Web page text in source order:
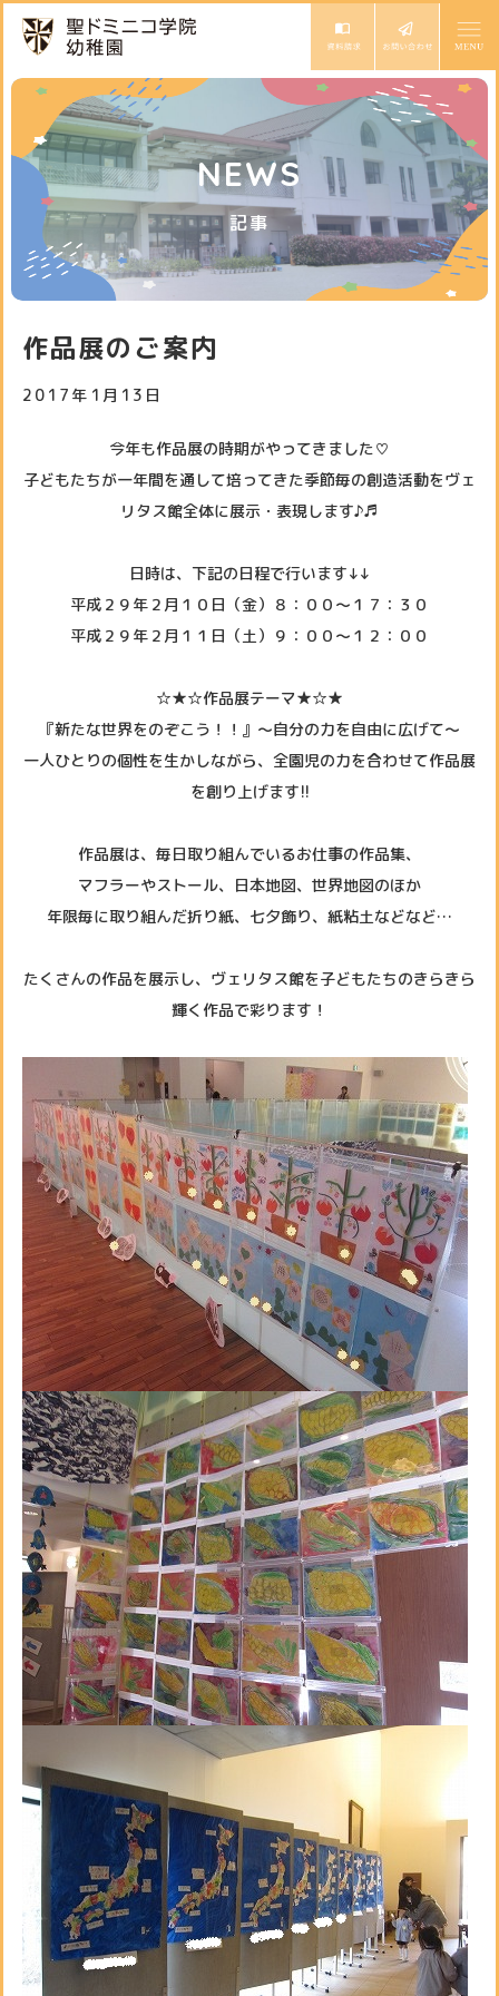
ドミニコの魅力
園長ごあいさつ
教育方針と沿革
保育の特色
モンテッソーリ教育
専門講師によるカリキュラム
幼稚園での生活
年間行事
入園案内
入園説明会・イベント
未就園児体験教室
アクセス
スクールバス
個人情報保護方針
NEWS
記事
作品展のご案内
2017年1月13日
今年も作品展の時期がやってきました♡
子どもたちが一年間を通して培ってきた季節毎の創造活動をヴェ
リタス館全体に展示・表現します♪♬
日時は、下記の日程で行います↓↓
平成２９年２月１０日（金）８：００～１７：３０
平成２９年２月１１日（土）９：００～１２：００
☆★☆作品展テーマ★☆★
『新たな世界をのぞこう！！』～自分の力を自由に広げて～
一人ひとりの個性を生かしながら、全園児の力を合わせて作品展
を創り上げます!!
作品展は、毎日取り組んでいるお仕事の作品集、
マフラーやストール、日本地図、世界地図のほか
年限毎に取り組んだ折り紙、七夕飾り、紙粘土などなど…
たくさんの作品を展示し、ヴェリタス館を子どもたちのきらきら
輝く作品で彩ります！